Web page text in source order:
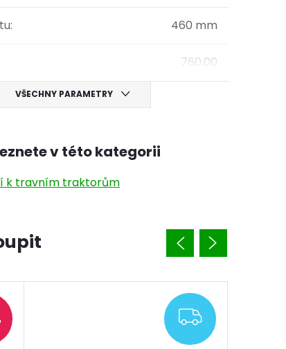
: 460 mm
760.00
VŠECHNY PARAMETRY
v této kategorii
k travním traktorům
ZDARMA